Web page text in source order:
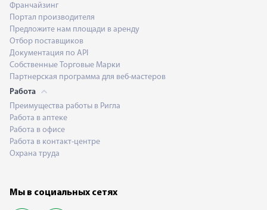
Франчайзинг
Портал производителя
Предложите нам площади в аренду
Отбор поставщиков
Документация по API
Собственные Торговые Марки
Партнерская программа для веб-мастеров
Работа
Преимущества работы в Ригла
Работа в аптеке
Работа в офисе
Работа в контакт-центре
Охрана труда
Мы в социальных сетях